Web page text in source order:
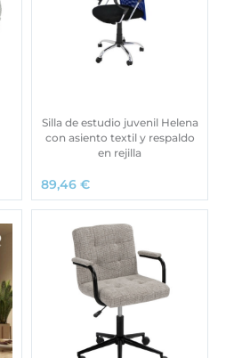
Silla de estudio juvenil Helena
con asiento textil y respaldo
en rejilla
89,46 €